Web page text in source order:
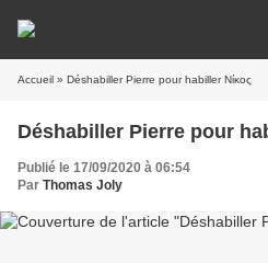
Accueil » Déshabiller Pierre pour habiller Νίκος
Déshabiller Pierre pour
Publié le 17/09/2020 à 06:54
Par Thomas Joly